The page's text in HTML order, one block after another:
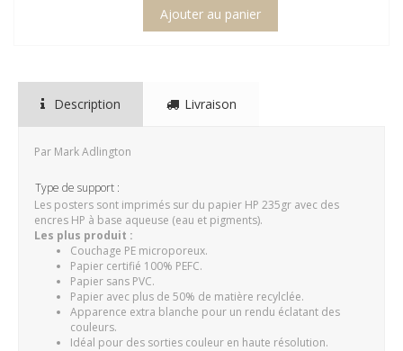
Description Livraison
Par Mark Adlington
Type de support :
Les posters sont imprimés sur du papier HP 235gr avec des
encres HP à base aqueuse (eau et pigments).
Les plus produit :
Couchage PE microporeux.
Papier certifié 100% PEFC.
Papier sans PVC.
Papier avec plus de 50% de matière recylclée.
Apparence extra blanche pour un rendu éclatant des
couleurs.
Idéal pour des sorties couleur en haute résolution.